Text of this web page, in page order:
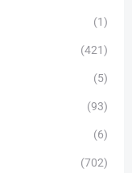
(1)
(421)
(5)
(93)
(6)
(702)